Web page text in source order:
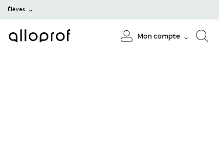
Élèves
Mon compte